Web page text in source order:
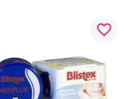
favorite_border